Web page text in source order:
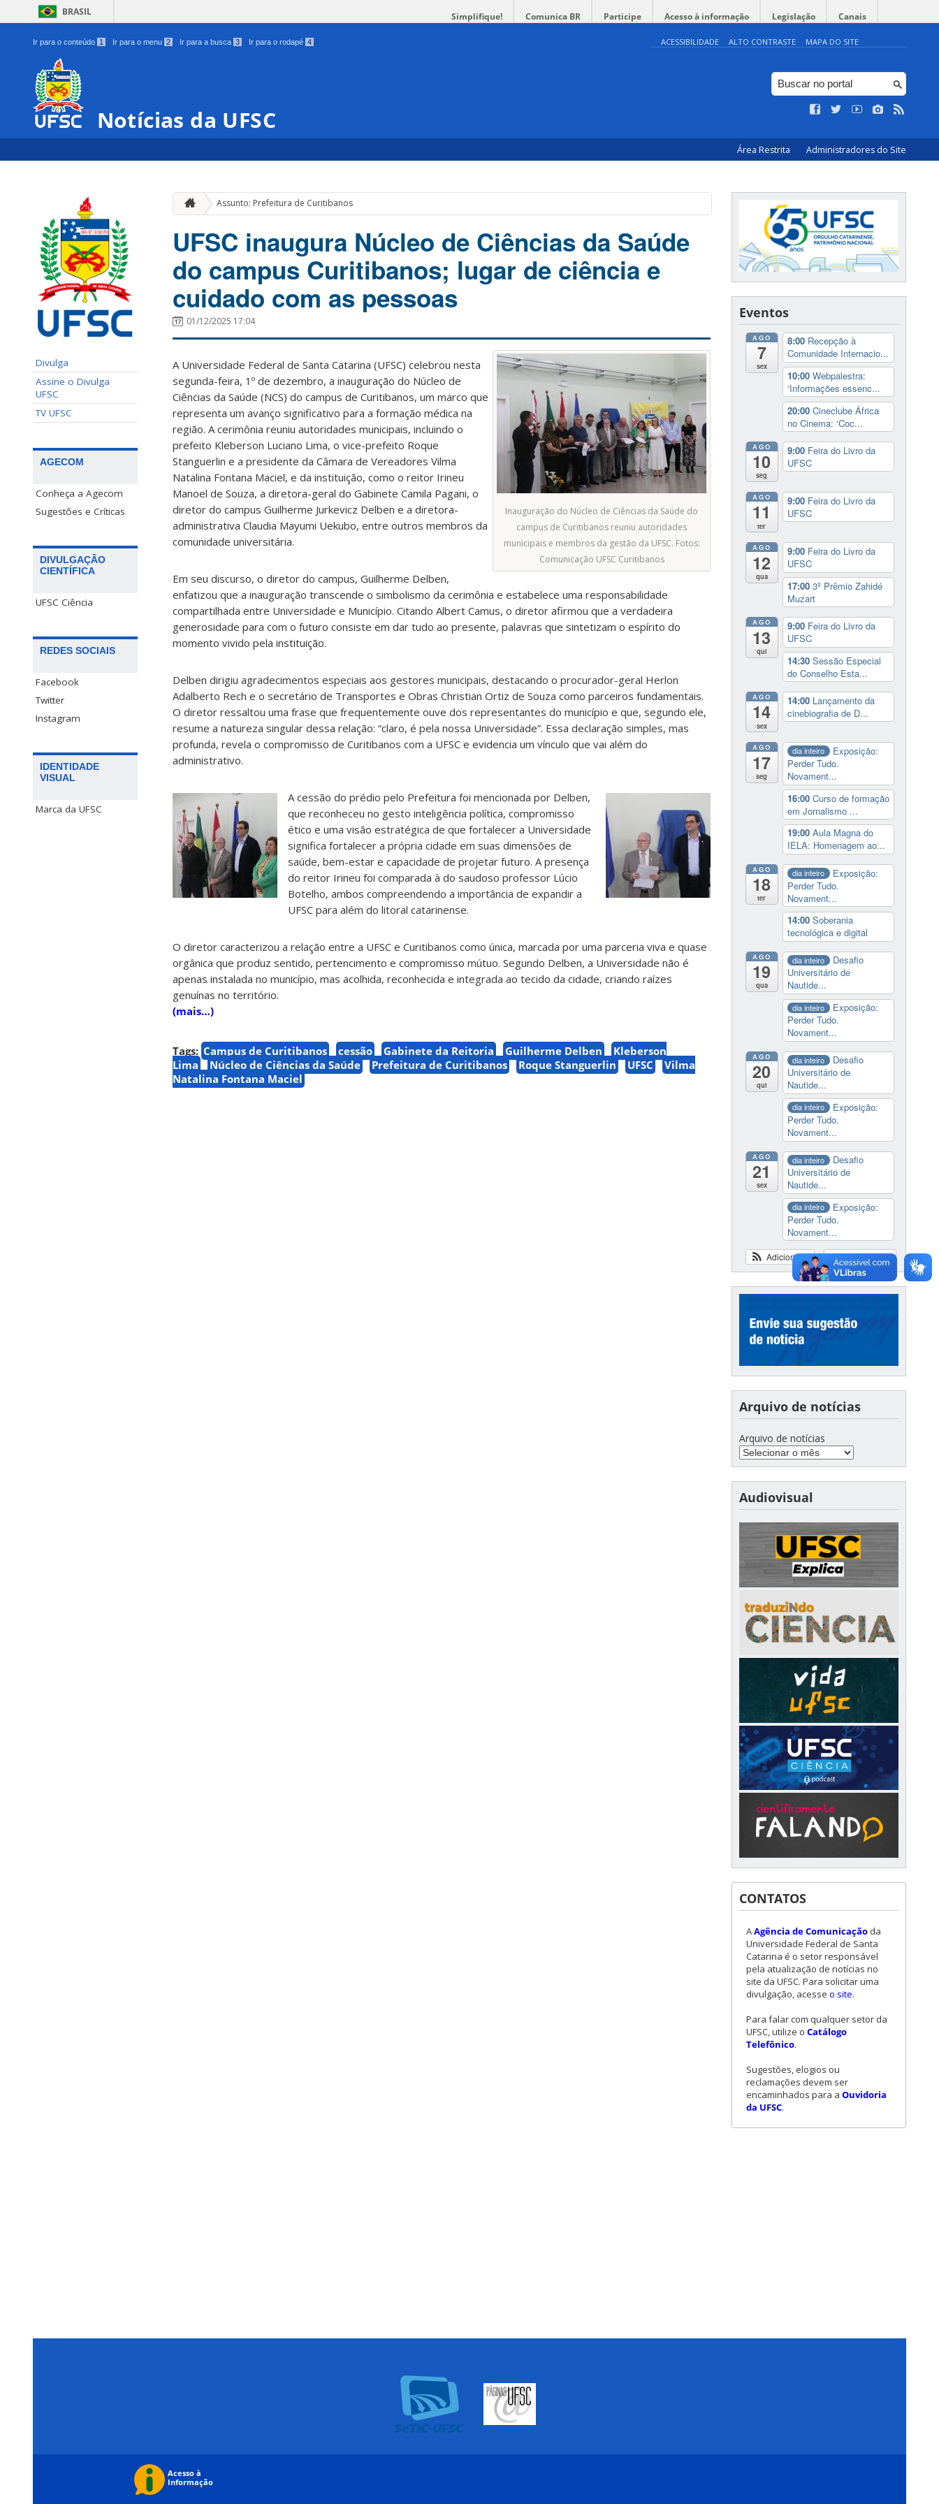
BRASIL Simplifique! Comunica BR Participe Acesso à informação Legislação Canais
Ir para o conteúdo 1 Ir para o menu 2 Ir para a busca 3 Ir para o rodapé 4 ACESSIBILIDADE ALTO CONTRASTE MAPA DO SITE
Notícias da UFSC
Área Restrita Administradores do Site
Divulga
Assine o Divulga
UFSC
TV UFSC
AGECOM
Conheça a Agecom
Sugestões e Críticas
DIVULGAÇÃO
CIENTÍFICA
UFSC Ciência
REDES SOCIAIS
Facebook
Twitter
Instagram
IDENTIDADE
VISUAL
Marca da UFSC
Assunto: Prefeitura de Curitibanos
UFSC inaugura Núcleo de Ciências da Saúde
do campus Curitibanos; lugar de ciência e
cuidado com as pessoas
01/12/2025 17:04
Inauguração do Núcleo de Ciências da Saúde do
campus de Curitibanos reuniu autoridades
municipais e membros da gestão da UFSC. Fotos:
Comunicação UFSC Curitibanos
A Universidade Federal de Santa Catarina (UFSC) celebrou nesta
segunda-feira, 1º de dezembro, a inauguração do Núcleo de
Ciências da Saúde (NCS) do campus de Curitibanos, um marco que
representa um avanço significativo para a formação médica na
região. A cerimônia reuniu autoridades municipais, incluindo o
prefeito Kleberson Luciano Lima, o vice-prefeito Roque
Stanguerlin e a presidente da Câmara de Vereadores Vilma
Natalina Fontana Maciel, e da instituição, como o reitor Irineu
Manoel de Souza, a diretora-geral do Gabinete Camila Pagani, o
diretor do campus Guilherme Jurkevicz Delben e a diretora-
administrativa Claudia Mayumi Uekubo, entre outros membros da
comunidade universitária.
Em seu discurso, o diretor do campus, Guilherme Delben,
enfatizou que a inauguração transcende o simbolismo da cerimônia e estabelece uma responsabilidade
compartilhada entre Universidade e Município. Citando Albert Camus, o diretor afirmou que a verdadeira
generosidade para com o futuro consiste em dar tudo ao presente, palavras que sintetizam o espírito do
momento vivido pela instituição.
Delben dirigiu agradecimentos especiais aos gestores municipais, destacando o procurador-geral Herlon
Adalberto Rech e o secretário de Transportes e Obras Christian Ortiz de Souza como parceiros fundamentais.
O diretor ressaltou uma frase que frequentemente ouve dos representantes do município e que, segundo ele,
resume a natureza singular dessa relação: “claro, é pela nossa Universidade”. Essa declaração simples, mas
profunda, revela o compromisso de Curitibanos com a UFSC e evidencia um vínculo que vai além do
administrativo.
A cessão do prédio pelo Prefeitura foi mencionada por Delben,
que reconheceu no gesto inteligência política, compromisso
ético e uma visão estratégica de que fortalecer a Universidade
significa fortalecer a própria cidade em suas dimensões de
saúde, bem-estar e capacidade de projetar futuro. A presença
do reitor Irineu foi comparada à do saudoso professor Lúcio
Botelho, ambos compreendendo a importância de expandir a
UFSC para além do litoral catarinense.
O diretor caracterizou a relação entre a UFSC e Curitibanos como única, marcada por uma parceria viva e quase
orgânica que produz sentido, pertencimento e compromisso mútuo. Segundo Delben, a Universidade não é
apenas instalada no município, mas acolhida, reconhecida e integrada ao tecido da cidade, criando raízes
genuínas no território.
(mais…)
Tags: Campus de Curitibanos cessão Gabinete da Reitoria Guilherme Delben
Kleberson
Lima
Núcleo de Ciências da Saúde Prefeitura de Curitibanos Roque Stanguerlin UFSC
Vilma
Natalina Fontana Maciel
Eventos
AGO
7
sex
8:00 Recepção à
Comunidade Internacio...
10:00 Webpalestra:
‘Informações essenc...
20:00 Cineclube África
no Cinema: ‘Coc...
AGO
10
seg
9:00 Feira do Livro da
UFSC
AGO
11
ter
9:00 Feira do Livro da
UFSC
AGO
12
qua
9:00 Feira do Livro da
UFSC
17:00 3º Prêmio Zahidé
Muzart
AGO
13
qui
9:00 Feira do Livro da
UFSC
14:30 Sessão Especial
do Conselho Esta...
AGO
14
sex
14:00 Lançamento da
cinebiografia de D...
AGO
17
seg
dia inteiro
Exposição:
Perder Tudo.
Novament...
16:00 Curso de formação
em Jornalismo ...
19:00 Aula Magna do
IELA: Homenagem ao...
AGO
18
ter
dia inteiro
Exposição:
Perder Tudo.
Novament...
14:00 Soberania
tecnológica e digital
AGO
19
qua
dia inteiro
Desafio
Universitário de
Nautide...
dia inteiro
Exposição:
Perder Tudo.
Novament...
AGO
20
qui
dia inteiro
Desafio
Universitário de
Nautide...
dia inteiro
Exposição:
Perder Tudo.
Novament...
AGO
21
sex
dia inteiro
Desafio
Universitário de
Nautide...
dia inteiro
Exposição:
Perder Tudo.
Novament...
Ver calendário
Adicionar
Arquivo de notícias
Arquivo de notícias
Audiovisual
CONTATOS
AAgência de Comunicação da
Universidade Federal de Santa
Catarina é o setor responsável
pela atualização de notícias no
site da UFSC. Para solicitar uma
divulgação, acesse o site.
Para falar com qualquer setor da
UFSC, utilize o Catálogo
Telefônico.
Sugestões, elogios ou
reclamações devem ser
encaminhados para a Ouvidoria
da UFSC.